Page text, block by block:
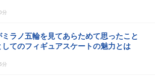
分
ラノ五輪を見てあらためて思ったこと
てのフィギュアスケートの魅力とは
分